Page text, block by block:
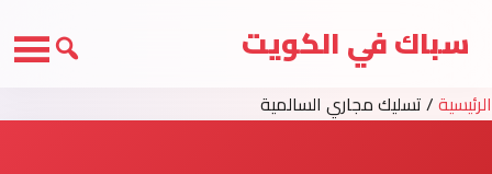
سباك في الكويت
الرئيسية/تسليك مجاري السالمية